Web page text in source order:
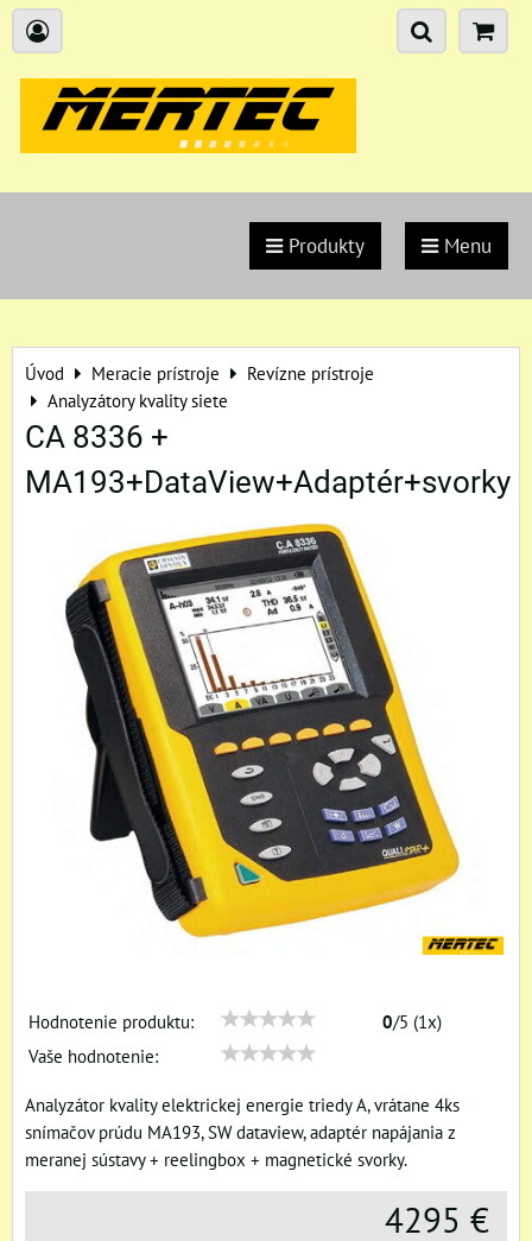
Produkty Menu
Úvod Meracie prístroje
Revízne prístroje
Analyzátory kvality siete
CA 8336 +
MA193+DataView+Adaptér+svorky
Hodnotenie produktu: 0/5 (1x)
Vaše hodnotenie:
Analyzátor kvality elektrickej energie triedy A, vrátane 4ks
snímačov prúdu MA193, SW dataview, adaptér napájania z
meranej sústavy + reelingbox + magnetické svorky.
4295 €